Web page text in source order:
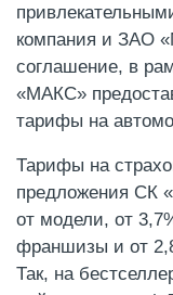
компания и ЗАО
соглашение, в
«МАКС»
тарифы на
Тарифы на
предложения СК
от модели, от
франшизы и от
Так, на